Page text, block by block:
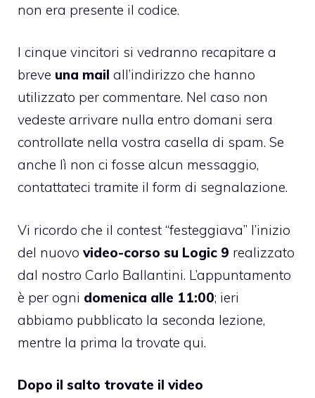
non era presente il codice.
I cinque vincitori si vedranno recapitare a
breve una mail all’indirizzo che hanno
utilizzato per commentare. Nel caso non
vedeste arrivare nulla entro domani sera
controllate nella vostra casella di spam. Se
anche lì non ci fosse alcun messaggio,
contattateci tramite il form di segnalazione.
Vi ricordo che il contest “festeggiava” l’inizio
del nuovo video-corso su Logic 9 realizzato
dal nostro Carlo Ballantini. L’appuntamento
è per ogni domenica alle 11:00; ieri
abbiamo pubblicato la seconda lezione,
mentre la prima la trovate qui.
Dopo il salto trovate il video